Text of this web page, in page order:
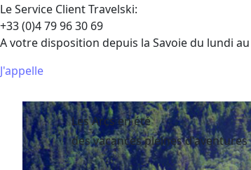
Le Service Client Travelski:
+33 (0)4 79 96 30 69
A votre disposition depuis la Savoie du lundi
J'appelle
Les Arcs en été
des vacances pleines d'aventures